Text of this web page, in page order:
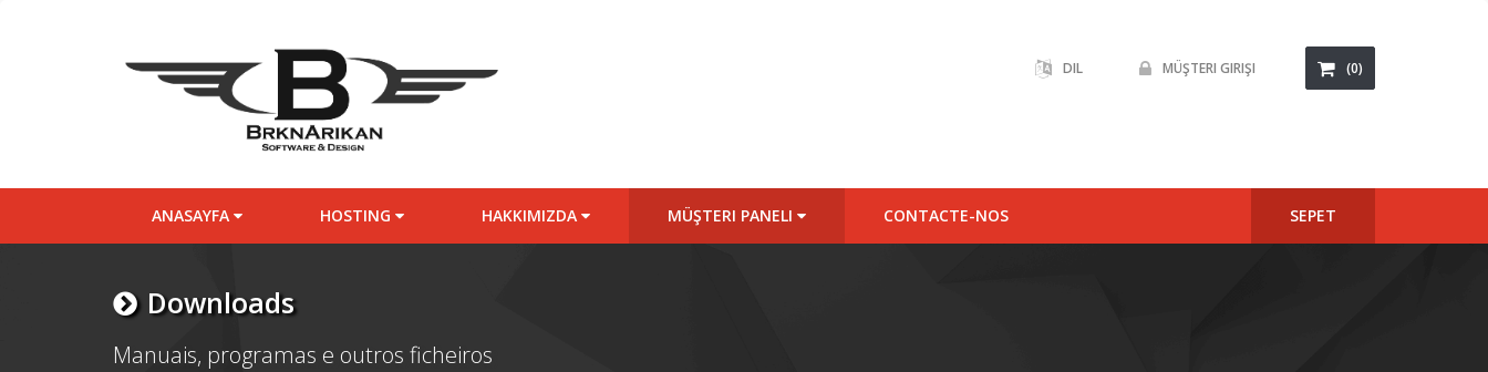
DIL MÜŞTERI GIRIŞI (0)
ANASAYFA HOSTING HAKKIMIZDA MÜŞTERI PANELI CONTACTE-NOS SEPET
Downloads
Manuais, programas e outros ficheiros